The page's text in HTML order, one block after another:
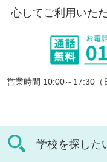
心してご利用いた
営業時間 10:00～17:30（
学校を探した